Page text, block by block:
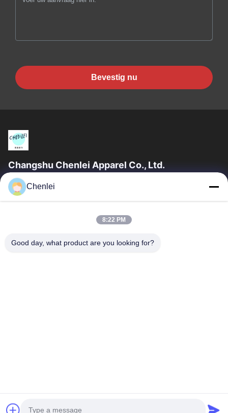
Bevestig nu
Changshu Chenlei Apparel Co., Ltd.
CHANGSHU CHENLEI APPAREL CO., LTD Onze fabriek werd
opgericht in 2011, gelegen in Suzhou City, Jiangsu Province,
Thuis
Producten
Chenlei
8:22 PM
Good day, what product are you looking for?